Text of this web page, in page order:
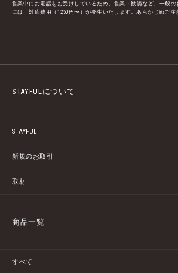
営業中にお電話をお受けしているため、営業・勧誘など、一般
には、対応費用（1,250円〜）が発生いたします。あらかじめご注
STAYFULについて
STAYFUL
新規のお取引
取材
商品一覧
すべて